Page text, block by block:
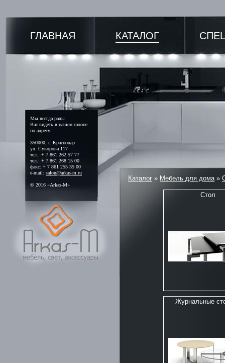
Мы всегда рады
Вас видеть в нашем салоне
по адресу:
350000, г. Краснодар
ул. Суворова 117
тел.: + 7 861 262 57 77
тел.: + 7 861 268 15 00
факс: + 7 861 255 35 00
e-mail: salon@arkas-m.ru
© 2016 «Arkas-M»
ГЛАВНАЯ КАТАЛОГ
Каталог » Мебель для дома»
Стол
Журнальные